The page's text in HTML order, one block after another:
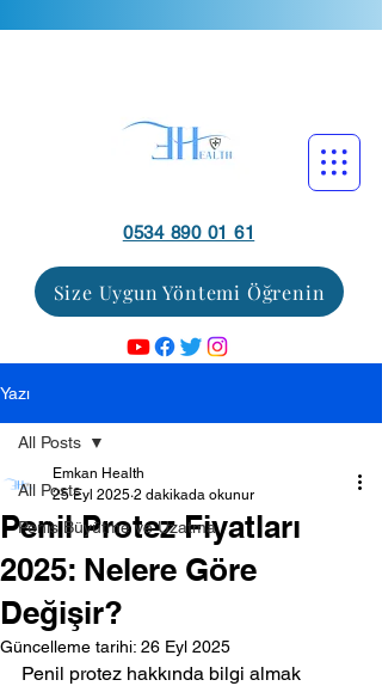
0534 890 01 61
Size Uygun Yöntemi Öğrenin
Yazı
All Posts
Penis Büyütme ve Uzatma
All Posts
Penil Protez Fiyatları
2025: Nelere Göre
Değişir?
Emkan Health
25 Eyl 2025 2 dakikada okunur
Güncelleme tarihi: 26 Eyl 2025
Penil protez hakkında bilgi almak